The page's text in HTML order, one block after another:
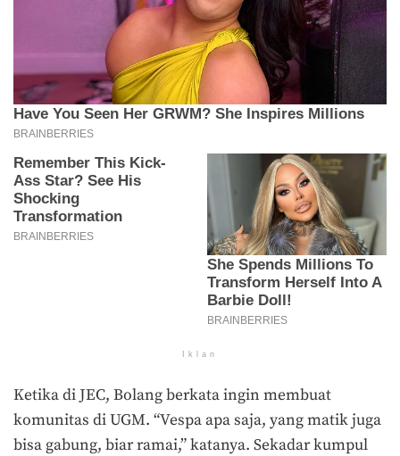
Iklan
Ketika di JEC, Bolang berkata ingin membuat
komunitas di UGM. “Vespa apa saja, yang matik juga
bisa gabung, biar ramai,” katanya. Sekadar kumpul